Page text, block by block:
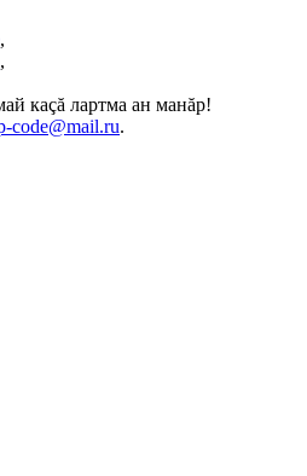
,
,
каçă лартма ан манăр!
code@mail.ru.